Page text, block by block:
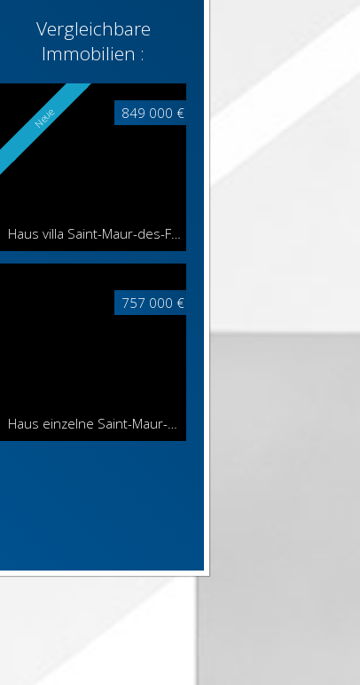
Vergleichbare
Immobilien :
Neue 849 000 €
Haus villa Saint-Maur-des-Fossés
757 000 €
Haus einzelne Saint-Maur-des-Fossés